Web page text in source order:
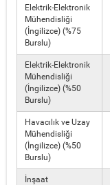
Elektrik-Elektronik
Mühendisliği
(İngilizce) (%75
Burslu)
Elektrik-Elektronik
Mühendisliği
(İngilizce) (%50
Burslu)
Havacılık ve Uzay
Mühendisliği
(İngilizce) (%50
Burslu)
İnşaat